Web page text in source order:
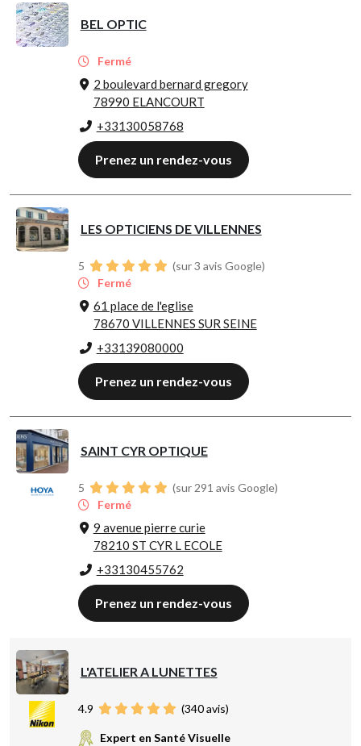
BEL OPTIC
Fermé
2 boulevard bernard gregory
78990 ELANCOURT
+33130058768
Prenez un rendez-vous
LES OPTICIENS DE VILLENNES
5
(sur 3 avis Google)
Fermé
61 place de l'eglise
78670 VILLENNES SUR SEINE
+33139080000
Prenez un rendez-vous
SAINT CYR OPTIQUE
5
(sur 291 avis Google)
Fermé
9 avenue pierre curie
78210 ST CYR L ECOLE
+33130455762
Prenez un rendez-vous
L'ATELIER A LUNETTES
4.9 (340avis)
Expert en Santé Visuelle